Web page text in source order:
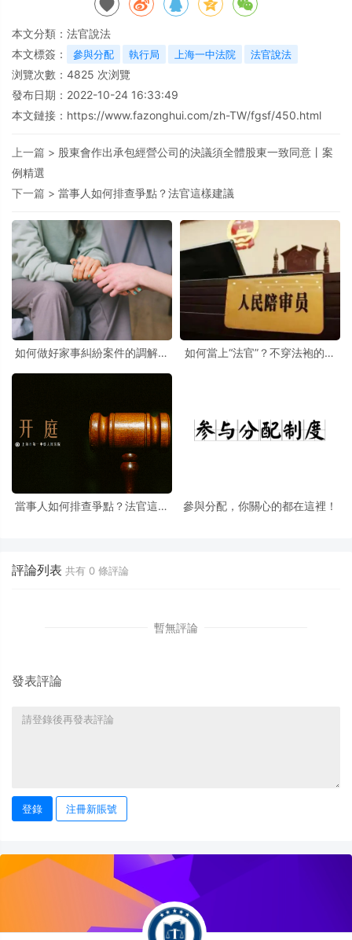
本文分類： 法官說法
本文標簽：
參與分配 執行局 上海一中法院 法官說法
浏覽次數： 4825 次浏覽
發布日期：2022-10-24 16:33:49
本文鏈接： https://www.fazonghui.com/zh-TW/fgsf/450.html
上一篇 > 股東會作出承包經營公司的決議須全體股東一致同意丨案
例精選
下一篇 > 當事人如何排查爭點？法官這樣建議
如何做好家事糾紛案件的調解工
如何當上“法官”？不穿法袍的那
當事人如何排查爭點？法官這樣
參與分配，你關心的都在這裡！
評論列表 共有 0 條評論
暫無評論
發表評論
登錄 注冊新賬號